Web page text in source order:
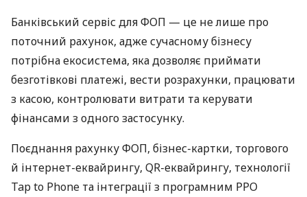
Банківський сервіс для ФОП — це не лише про
поточний рахунок, адже сучасному бізнесу
потрібна екосистема, яка дозволяє приймати
безготівкові платежі, вести розрахунки, працювати
з касою, контролювати витрати та керувати
фінансами з одного застосунку.
Поєднання рахунку ФОП, бізнес-картки, торгового
й інтернет-еквайрингу, QR-еквайрингу, технології
Tap to Phone та інтеграції з програмним РРО